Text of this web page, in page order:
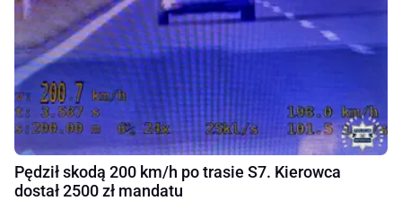
Pędził skodą 200 km/h po trasie S7. Kierowca
dostał 2500 zł mandatu